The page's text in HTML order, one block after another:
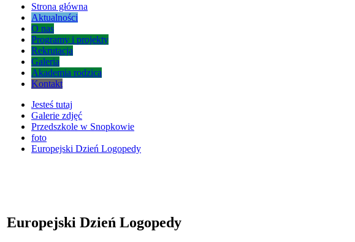
Strona główna
Aktualności
O nas
Programy i projekty
Rekrutacja
Galeria
Akademia rodzica
Kontakt
Jesteś tutaj
Galerie zdjęć
Przedszkole w Snopkowie
foto
Europejski Dzień Logopedy
Europejski Dzień Logopedy